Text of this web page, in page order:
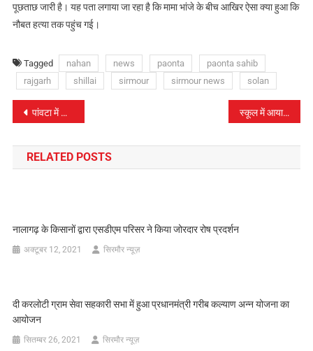
पूछताछ जारी है। यह पता लगाया जा रहा है कि मामा भांजे के बीच आखिर ऐसा क्या हुआ कि
नौबत हत्या तक पहुंच गई।
Tagged nahan news paonta
paonta sahib
rajgarh
shillai sirmour sirmour news solan
पोस्ट
नेविगेशन
पांवटा में आयोजित होगा विकलांग सहायता शिविर, दिव्यांगों को निशुल्क मिलेंगे कृत्रिम अंग व उपकरण स्कूल में आया कोरोना पॉजिटिव तो स्कूल रहेगा 48 घंटों तक बंद
RELATED POSTS
नालागढ़ के किसानों द्वारा एसडीएम परिसर ने किया जोरदार रोष प्रदर्शन
अक्टूबर 12, 2021 सिरमौर न्यूज़
दी करलोटी ग्राम सेवा सहकारी सभा में हुआ प्रधानमंत्री गरीब कल्याण अन्न योजना का
आयोजन
सितम्बर 26, 2021 सिरमौर न्यूज़